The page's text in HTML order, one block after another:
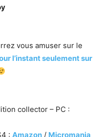
vous amuser sur le
l’instant seulement sur
collector – PC :
: Amazon / Micromania